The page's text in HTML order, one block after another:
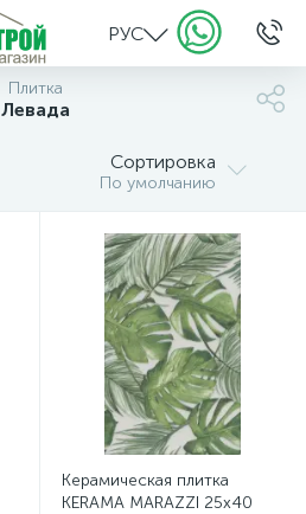
РУС
Плитка
Левада
Сортировка
По умолчанию
Керамическая плитка
KERAMA MARAZZI 25х40